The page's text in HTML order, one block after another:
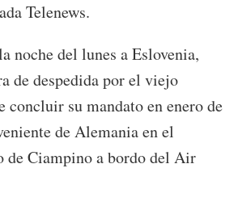
Telenews.
noche del lunes a Eslovenia,
de despedida por el viejo
concluir su mandato en enero de
de Alemania en el
de Ciampino a bordo del Air